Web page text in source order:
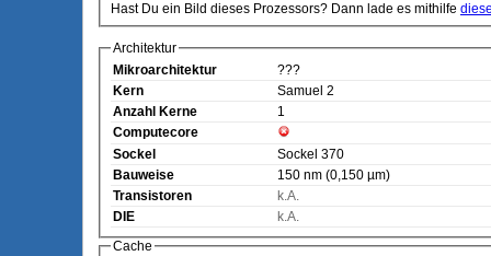
Hast Du ein Bild dieses Prozessors? Dann lade es mithilfe
Architektur
Mikroarchitektur
???
Kern
Samuel 2
Anzahl Kerne
1
Computecore
Sockel
Sockel 370
Bauweise
150 nm (0,150 µm)
Transistoren
k.A.
DIE
k.A.
Cache